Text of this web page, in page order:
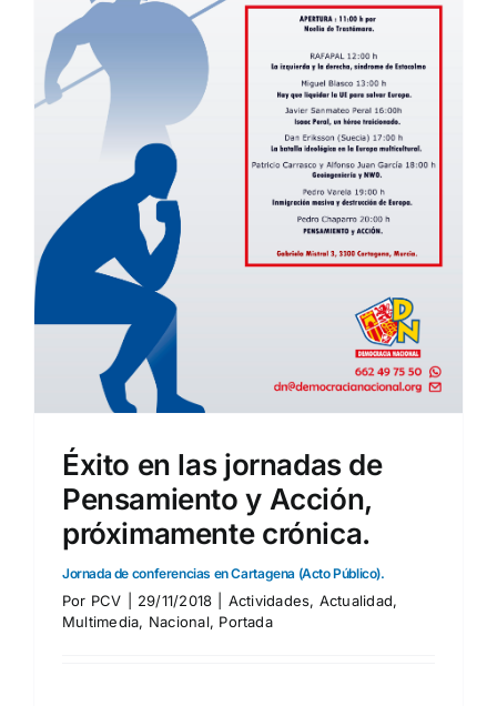
Éxito en las jornadas de
Pensamiento y Acción,
próximamente crónica.
Jornada de conferencias en Cartagena (Acto Público).
Por PCV 29/11/2018 Actividades, Actualidad,
Multimedia, Nacional, Portada